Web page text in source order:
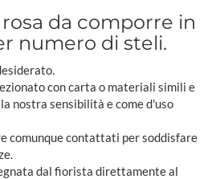
da comporre in
numero di steli.
con carta o materiali simili e
nostra sensibilità e come d'uso
comunque contattati per soddisfare
dal fiorista direttamente al